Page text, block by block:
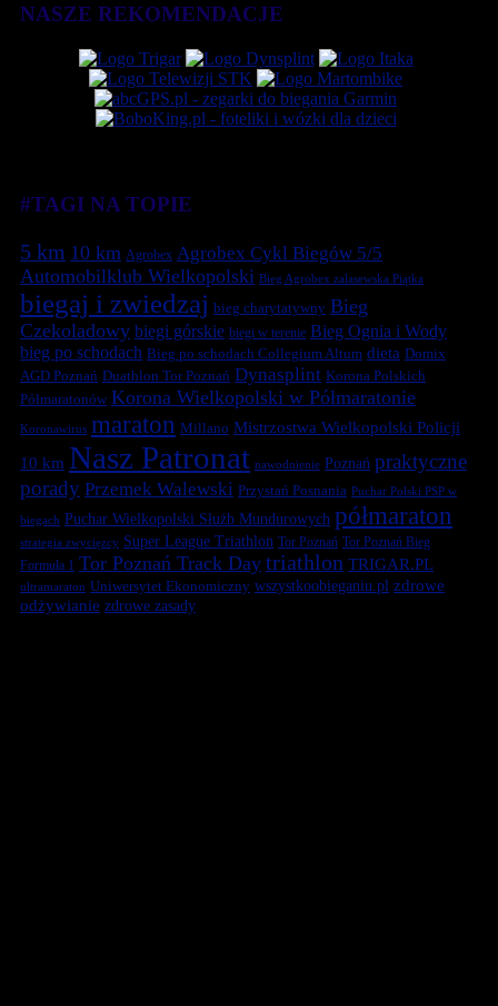
NASZE REKOMENDACJE
#TAGI NA TOPIE
5 km 10 km Agrobex Agrobex Cykl Biegów 5/5
Automobilklub Wielkopolski Bieg Agrobex zalasewska Piątka
biegaj i zwiedzaj bieg charytatywny Bieg
Czekoladowy biegi górskie biegi w terenie Bieg Ognia i Wody
bieg po schodach Bieg po schodach Collegium Altum dieta Domix
AGD Poznań Duathlon Tor Poznań Dynasplint Korona Polskich
Półmaratonów Korona Wielkopolski w Półmaratonie
Koronawirus maraton Millano Mistrzostwa Wielkopolski Policji
10 km Nasz Patronat nawodnienie Poznań praktyczne
porady Przemek Walewski Przystań Posnania Puchar Polski PSP w
biegach Puchar Wielkopolski Służb Mundurowych półmaraton
strategia zwycięzcy Super League Triathlon Tor Poznań Tor Poznań Bieg
Formuła 1 Tor Poznań Track Day triathlon TRIGAR.PL
ultramaraton Uniwersytet Ekonomiczny wszystkoobieganiu.pl zdrowe
odżywianie zdrowe zasady